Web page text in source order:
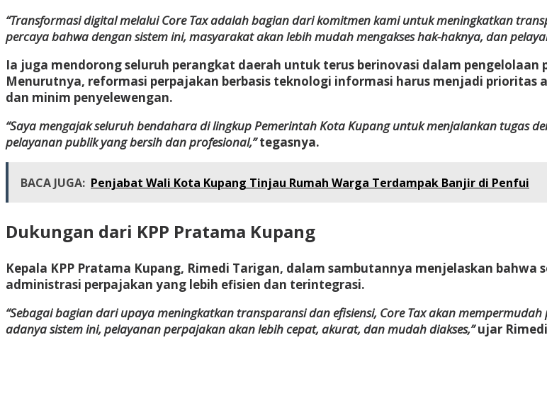
“Transformasi digital melalui Core Tax adalah bagian dari komitmen kami untuk meningkatkan
percaya bahwa dengan sistem ini, masyarakat akan lebih mudah mengakses hak-haknya, dan
Ia juga mendorong seluruh perangkat daerah untuk terus berinovasi dalam
Menurutnya, reformasi perpajakan berbasis teknologi informasi harus menjadi prioritas
dan minim penyelewengan.
“Saya mengajak seluruh bendahara di lingkup Pemerintah Kota Kupang untuk menjalankan tugas
pelayanan publik yang bersih dan profesional,”tegasnya.
BACA JUGA: Penjabat Wali Kota Kupang Tinjau Rumah Warga Terdampak Banjir di Penfui
Dukungan dari KPP Pratama Kupang
Kepala KPP Pratama Kupang, Rimedi Tarigan, dalam sambutannya menjelaskan
administrasi perpajakan yang lebih efisien dan terintegrasi.
“Sebagai bagian dari upaya meningkatkan transparansi dan efisiensi, Core Tax akan
adanya sistem ini, pelayanan perpajakan akan lebih cepat, akurat, dan mudah diakses,”ujar